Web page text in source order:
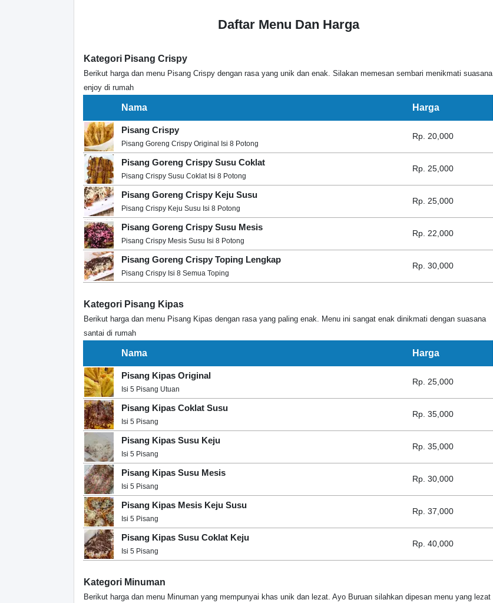
Daftar Menu Dan Harga
Kategori Pisang Crispy
Berikut harga dan menu Pisang Crispy dengan rasa yang unik dan enak. Silakan memesan sembari menikmati suasana
enjoy di rumah
Nama Harga
Pisang Crispy
Pisang Goreng Crispy Original Isi 8 Potong
Rp. 20,000
Pisang Goreng Crispy Susu Coklat
Pisang Crispy Susu Coklat Isi 8 Potong
Rp. 25,000
Pisang Goreng Crispy Keju Susu
Pisang Crispy Keju Susu Isi 8 Potong
Rp. 25,000
Pisang Goreng Crispy Susu Mesis
Pisang Crispy Mesis Susu Isi 8 Potong
Rp. 22,000
Pisang Goreng Crispy Toping Lengkap
Pisang Crispy Isi 8 Semua Toping
Rp. 30,000
Kategori Pisang Kipas
Berikut harga dan menu Pisang Kipas dengan rasa yang paling enak. Menu ini sangat enak dinikmati dengan suasana
santai di rumah
Nama Harga
Pisang Kipas Original
Isi 5 Pisang Utuan
Rp. 25,000
Pisang Kipas Coklat Susu
Isi 5 Pisang
Rp. 35,000
Pisang Kipas Susu Keju
Isi 5 Pisang
Rp. 35,000
Pisang Kipas Susu Mesis
Isi 5 Pisang
Rp. 30,000
Pisang Kipas Mesis Keju Susu
Isi 5 Pisang
Rp. 37,000
Pisang Kipas Susu Coklat Keju
Isi 5 Pisang
Rp. 40,000
Kategori Minuman
Berikut harga dan menu Minuman yang mempunyai khas unik dan lezat. Ayo Buruan silahkan dipesan menu yang lezat